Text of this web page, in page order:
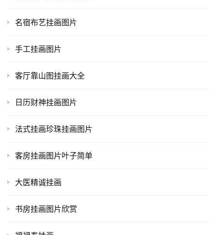
名宿布艺挂画图片
手工挂画图片
客厅靠山图挂画大全
日历财神挂画图片
法式挂画珍珠挂画图片
客房挂画图片叶子简单
大医精诚挂画
书房挂画图片欣赏